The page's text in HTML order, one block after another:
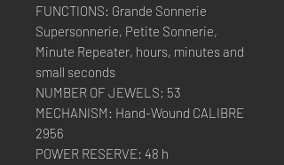
FUNCTIONS: Grande Sonnerie
Supersonnerie, Petite Sonnerie,
Minute Repeater, hours, minutes and
small seconds
NUMBER OF JEWELS: 53
MECHANISM: Hand-Wound CALIBRE
2956
POWER RESERVE: 48 h